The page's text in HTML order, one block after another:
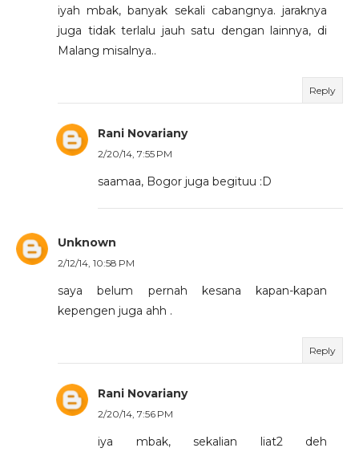
iyah mbak, banyak sekali cabangnya. jaraknya
juga tidak terlalu jauh satu dengan lainnya, di
Malang misalnya..
Reply
Rani Novariany
2/20/14, 7:55 PM
saamaa, Bogor juga begituu :D
Unknown
2/12/14, 10:58 PM
saya belum pernah kesana kapan-kapan
kepengen juga ahh .
Reply
Rani Novariany
2/20/14, 7:56 PM
iya mbak, sekalian liat2 deh